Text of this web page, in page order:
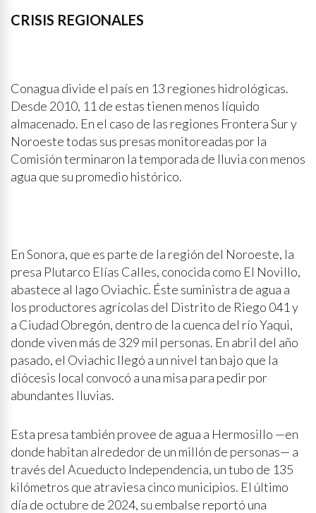
CRISIS REGIONALES
Conagua divide el país en 13 regiones hidrológicas.
Desde 2010, 11 de estas tienen menos líquido
almacenado. En el caso de las regiones Frontera Sur y
Noroeste todas sus presas monitoreadas por la
Comisión terminaron la temporada de lluvia con menos
agua que su promedio histórico.
En Sonora, que es parte de la región del Noroeste, la
presa Plutarco Elías Calles, conocida como El Novillo,
abastece al lago Oviachic. Éste suministra de agua a
los productores agrícolas del Distrito de Riego 041 y
a Ciudad Obregón, dentro de la cuenca del río Yaqui,
donde viven más de 329 mil personas. En abril del año
pasado, el Oviachic llegó a un nivel tan bajo que la
diócesis local convocó a una misa para pedir por
abundantes lluvias.
Esta presa también provee de agua a Hermosillo —en
donde habitan alrededor de un millón de personas— a
través del Acueducto Independencia, un tubo de 135
kilómetros que atraviesa cinco municipios. El último
día de octubre de 2024, su embalse reportó una